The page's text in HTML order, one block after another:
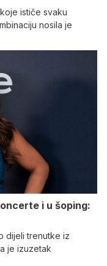
ističe svaku
nosila je
i u šoping:
dijeli trenutke iz
je izuzetak